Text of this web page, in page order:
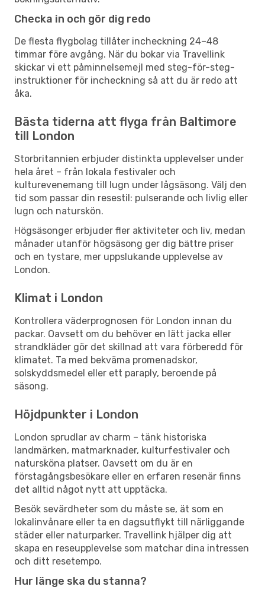
Checka in och gör dig redo
De flesta flygbolag tillåter incheckning 24–48
timmar före avgång. När du bokar via Travellink
skickar vi ett påminnelsemejl med steg-för-steg-
instruktioner för incheckning så att du är redo att
åka.
Bästa tiderna att flyga från Baltimore
till London
Storbritannien erbjuder distinkta upplevelser under
hela året – från lokala festivaler och
kulturevenemang till lugn under lågsäsong. Välj den
tid som passar din resestil: pulserande och livlig eller
lugn och naturskön.
Högsäsonger erbjuder fler aktiviteter och liv, medan
månader utanför högsäsong ger dig bättre priser
och en tystare, mer uppslukande upplevelse av
London.
Klimat i London
Kontrollera väderprognosen för London innan du
packar. Oavsett om du behöver en lätt jacka eller
strandkläder gör det skillnad att vara förberedd för
klimatet. Ta med bekväma promenadskor,
solskyddsmedel eller ett paraply, beroende på
säsong.
Höjdpunkter i London
London sprudlar av charm – tänk historiska
landmärken, matmarknader, kulturfestivaler och
natursköna platser. Oavsett om du är en
förstagångsbesökare eller en erfaren resenär finns
det alltid något nytt att upptäcka.
Besök sevärdheter som du måste se, ät som en
lokalinvånare eller ta en dagsutflykt till närliggande
städer eller naturparker. Travellink hjälper dig att
skapa en reseupplevelse som matchar dina intressen
och ditt resetempo.
Hur länge ska du stanna?